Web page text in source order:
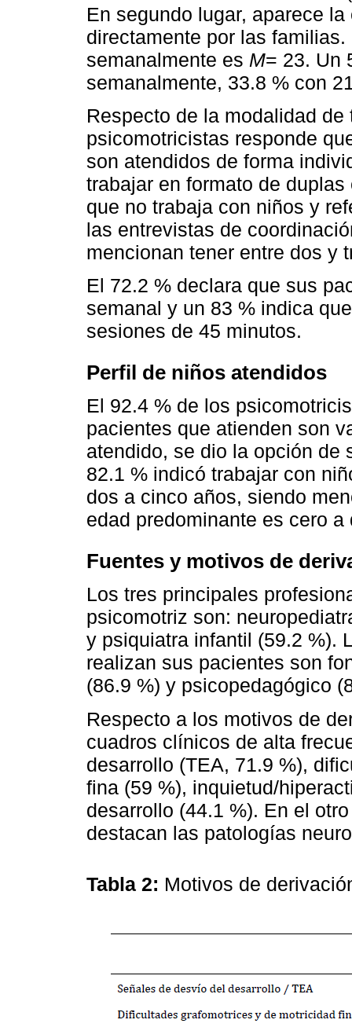
En segundo lugar, aparece
directamente por las
semanalmente es M= 23. Un
semanalmente, 33.8 % con
Respecto de la modalidad
psicomotricistas responde
son atendidos de forma
trabajar en formato de
que no trabaja con niños y
las entrevistas de
mencionan tener entre dos y
El 72.2 % declara que sus
semanal y un 83 % indica
sesiones de 45 minutos.
Perfil de niños atendidos
El 92.4 % de los
pacientes que atienden son
atendido, se dio la opción de
82.1 % indicó trabajar con
dos a cinco años, siendo
edad predominante es cero
Fuentes y motivos de
Los tres principales
psicomotriz son:
y psiquiatra infantil (59.2 %).
realizan sus pacientes son
(86.9 %) y psicopedagógico
Respecto a los motivos de
cuadros clínicos de alta
desarrollo (TEA, 71.9 %),
fina (59 %), inquietud/
desarrollo (44.1 %). En el
destacan las patologías
Tabla 2: Motivos de